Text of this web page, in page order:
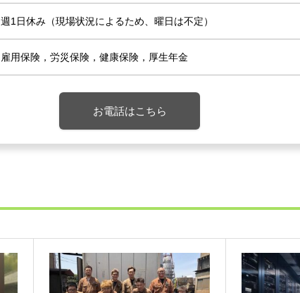
週1日休み（現場状況によるため、曜日は不定）
雇用保険，労災保険，健康保険，厚生年金
お電話はこちら